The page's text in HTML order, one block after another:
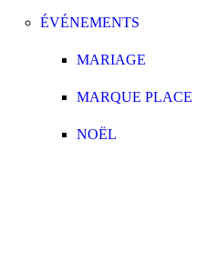
ÉVÉNEMENTS
MARIAGE
MARQUE PLACE
NOËL